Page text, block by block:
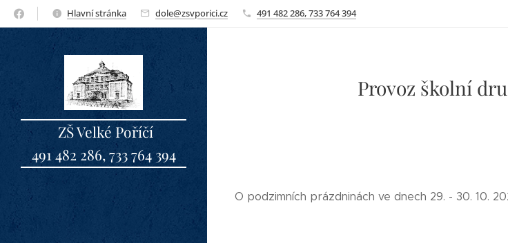
Hlavní stránka dole@zsvporici.cz 491 482 286, 733 764 394
ZŠ Velké Poříčí
491 482 286, 733 764 394
Provoz školní
O podzimních prázdninách ve dnech 29. - 30. 10.